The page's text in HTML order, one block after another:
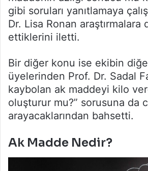
gibi soruları yanıtlamaya
Dr. Lisa Ronan araştırmalara
ettiklerini iletti.
Bir diğer konu ise ekibin
üyelerinden Prof. Dr. Sadal
kaybolan ak maddeyi kilo
oluşturur mu?” sorusuna da
arayacaklarından bahsetti.
Ak Madde Nedir?